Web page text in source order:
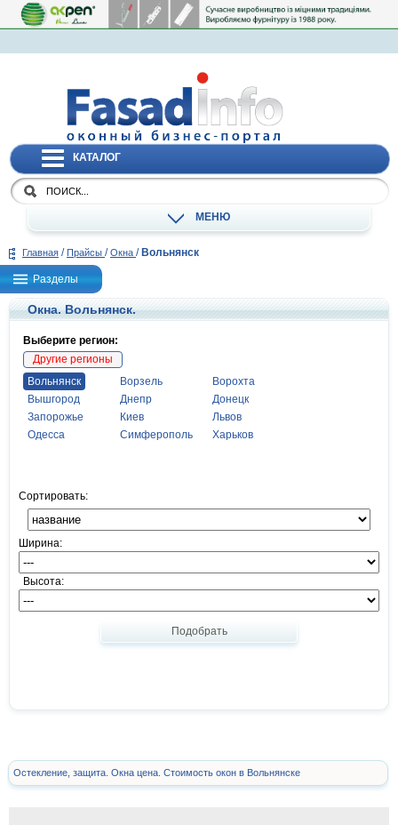
КАТАЛОГ
МЕНЮ
Главная / Прайсы / Окна / Вольнянск
Разделы
Окна. Вольнянск.
Выберите регион:
Другие регионы
Вольнянск
Ворзель
Ворохта
Вышгород
Днепр
Донецк
Запорожье
Киев
Львов
Одесса
Симферополь Харьков
Сортировать:
Ширина:
Высота:
Подобрать
Остекление, защита. Окна цена. Стоимость окон в Вольнянске